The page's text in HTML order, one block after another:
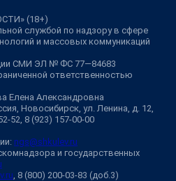
(18+)
службой по надзору в сфере
и массовых коммуникаций
СМИ ЭЛ № ФС 77—84683
ответственностью
Елена Александровна
Новосибирск, ул. Ленина, д. 12,
52, 8 (923) 157-00-00
ngs@shkulev.ru
и государственных
, 8 (800) 200-03-83 (доб.3)